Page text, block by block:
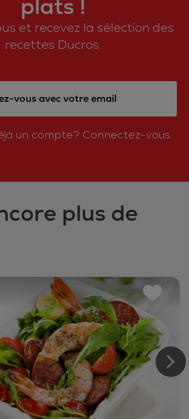
plats !
et recevez la sélection des
recettes Ducros.
vous avec votre email
un compte? Connectez-vous.
plus de